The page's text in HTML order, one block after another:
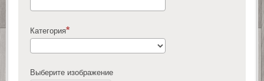
Категория
Выберите изображение